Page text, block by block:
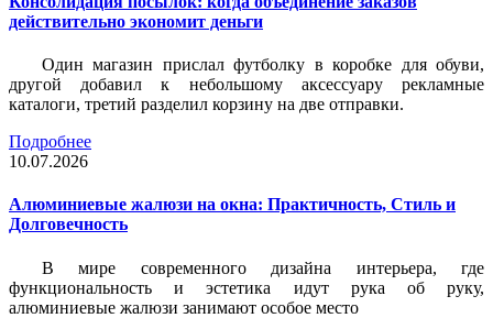
действительно экономит деньги
Один магазин прислал футболку в коробке для обуви,
другой добавил к небольшому аксессуару рекламные
каталоги, третий разделил корзину на две отправки.
Подробнее
10.07.2026
Алюминиевые жалюзи на окна: Практичность, Стиль и
Долговечность
В мире современного дизайна интерьера, где
функциональность и эстетика идут рука об руку,
алюминиевые жалюзи занимают особое место